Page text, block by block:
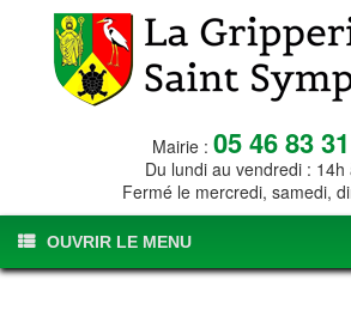
Mairie : 05 46 83
Du lundi au vendredi : 14h
Fermé le mercredi, samedi,
OUVRIR LE MENU